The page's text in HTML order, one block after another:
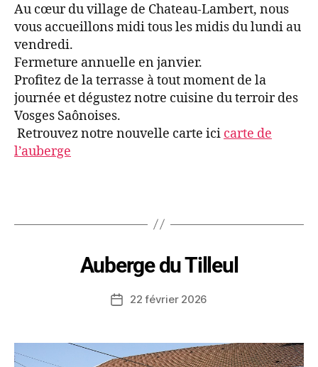
Au cœur du village de Chateau-Lambert, nous
vous accueillons midi tous les midis du lundi au
vendredi.
Fermeture annuelle en janvier.
Profitez de la terrasse à tout moment de la
journée et dégustez notre cuisine du terroir des
Vosges Saônoises.
Retrouvez notre nouvelle carte ici carte de
l’auberge
Auberge du Tilleul
22 février 2026